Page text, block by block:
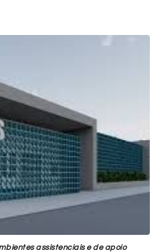
assistenciais e de apoio